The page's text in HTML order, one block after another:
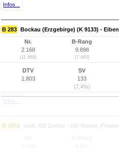
Infos...
B 283 Bockau (Erzgebirge) (K 9133) -
Nr.
2.168
(11.868)
B-Rang
9.898
(7.495)
DTV
1.803
SV
133
(7,4%)
Infos...
B 187a südl. OE Zerbst - OD Steutz,